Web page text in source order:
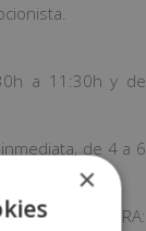
a 11:30h y de
inmediata, de 4 a 6
CANDIDATURA:
×